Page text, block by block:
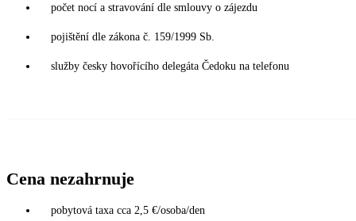
počet nocí a stravování dle smlouvy o zájezdu
pojištění dle zákona č. 159/1999 Sb.
služby česky hovořícího delegáta Čedoku na telefonu
Cena nezahrnuje
pobytová taxa cca 2,5 €/osoba/den